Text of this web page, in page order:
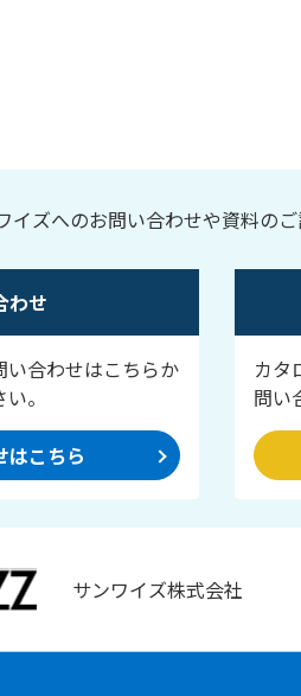
イズへのお問い合わせや資料の
わせ
い合わせはこちらか
。
はこちら
カタ
問い
サンワイズ株式会社